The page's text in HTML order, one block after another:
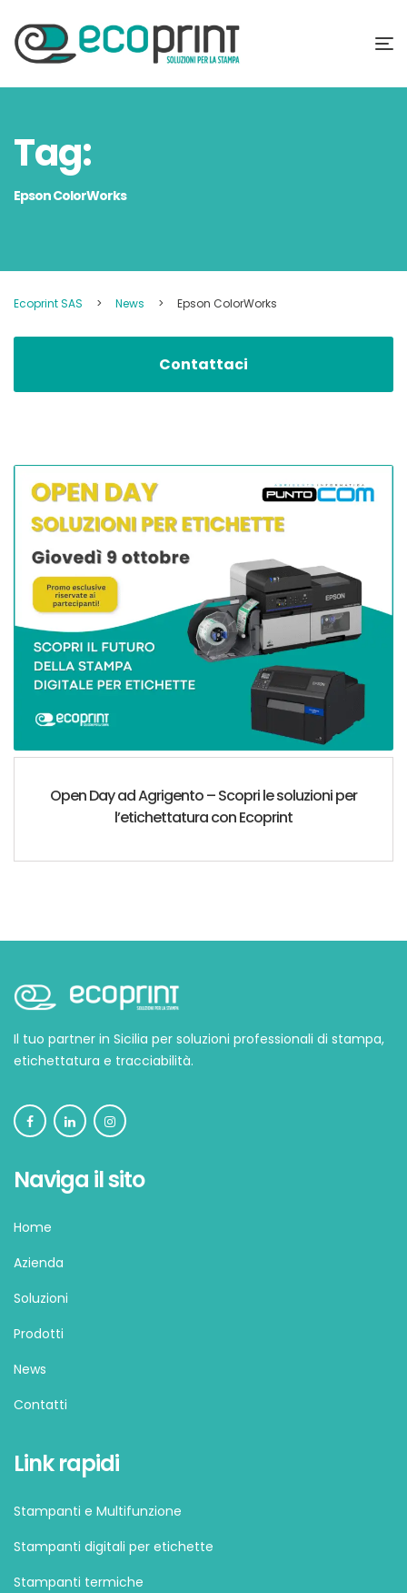
Tag:
Epson ColorWorks
Ecoprint SAS > News > Epson ColorWorks
Contattaci
Open Day ad Agrigento – Scopri le soluzioni per
l’etichettatura con Ecoprint
Il tuo partner in Sicilia per soluzioni professionali di stampa,
etichettatura e tracciabilità.
Naviga il sito
Home
Azienda
Soluzioni
Prodotti
News
Contatti
Link rapidi
Stampanti e Multifunzione
Stampanti digitali per etichette
Stampanti termiche